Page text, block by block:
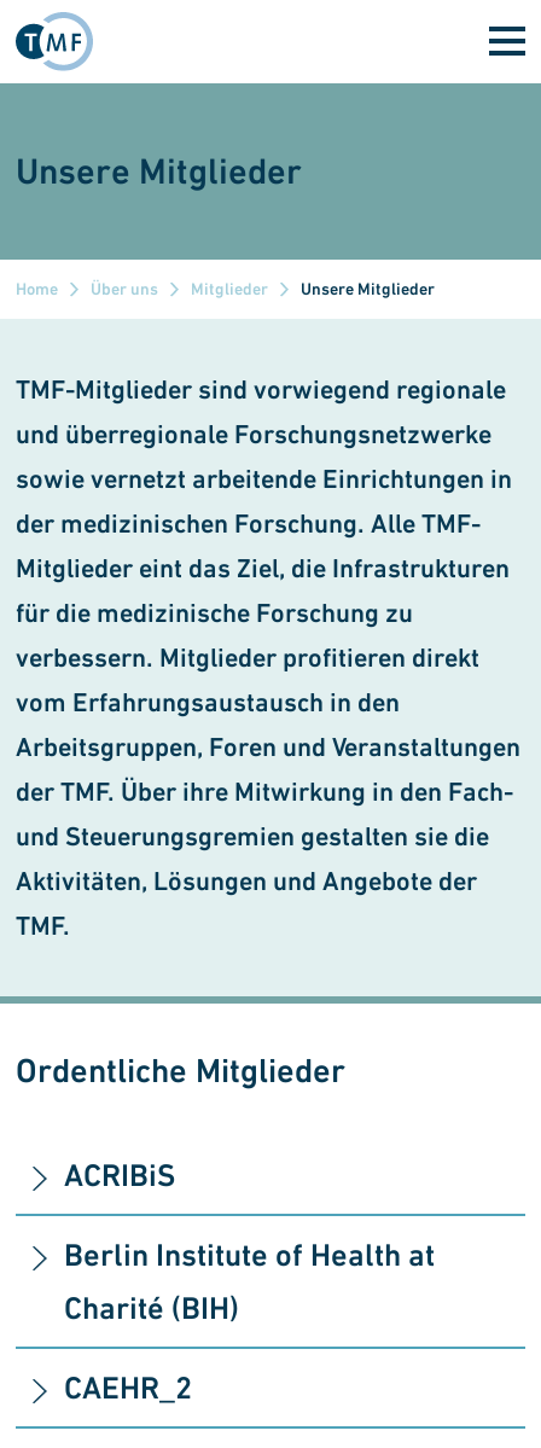
Direkt zum Inhalt
Unsere Mitglieder
Home Über uns Mitglieder Unsere Mitglieder
TMF-Mitglieder sind vorwiegend regionale
und überregionale Forschungsnetzwerke
sowie vernetzt arbeitende Einrichtungen in
der medizinischen Forschung. Alle TMF-
Mitglieder eint das Ziel, die Infrastrukturen
für die medizinische Forschung zu
verbessern. Mitglieder profitieren direkt
vom Erfahrungsaustausch in den
Arbeitsgruppen, Foren und Veranstaltungen
der TMF. Über ihre Mitwirkung in den Fach-
und Steuerungsgremien gestalten sie die
Aktivitäten, Lösungen und Angebote der
TMF.
Ordentliche Mitglieder
ACRIBiS
Berlin Institute of Health at
Charité (BIH)
CAEHR_2